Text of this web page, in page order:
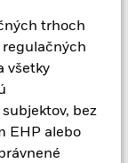
trhoch
všetky
bez
EHP alebo
výšku vašej
na burzách
trhové ceny,
Úrokové riziko a
úrokových
trhovej
možnosť, že